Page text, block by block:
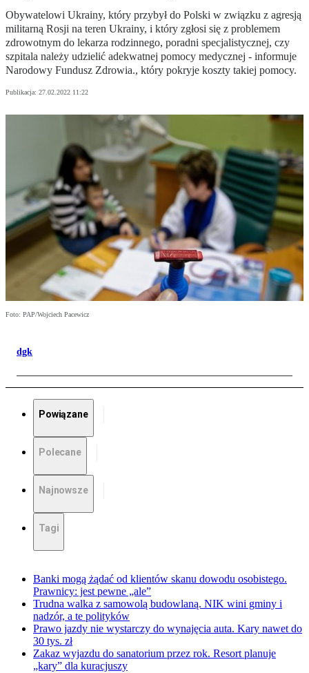
Obywatelowi Ukrainy, który przybył do Polski w związku z agresją
militarną Rosji na teren Ukrainy, i który zgłosi się z problemem
zdrowotnym do lekarza rodzinnego, poradni specjalistycznej, czy
szpitala należy udzielić adekwatnej pomocy medycznej - informuje
Narodowy Fundusz Zdrowia., który pokryje koszty takiej pomocy.
Publikacja: 27.02.2022 11:22
Foto: PAP/Wojciech Pacewicz
dgk
Powiązane
Polecane
Najnowsze
Tagi
Banki mogą żądać od klientów skanu dowodu osobistego.
Prawnicy: jest pewne „ale”
Trudna walka z samowolą budowlaną. NIK wini gminy i
nadzór, a te polityków
Prawo jazdy nie wystarczy do wynajęcia auta. Kary nawet do
30 tys. zł
Zakaz wyjazdu do sanatorium przez rok. Resort planuje
„kary” dla kuracjuszy